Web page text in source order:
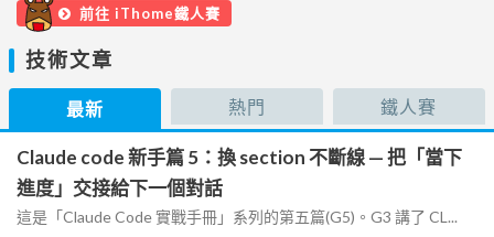
前往 iThome鐵人賽
技術文章
最新 熱門 鐵人賽
Claude code 新手篇 5：換 section 不斷線 — 把「當下
進度」交接給下一個對話
這是「Claude Code 實戰手冊」系列的第五篇(G5)。G3 講了 CL...